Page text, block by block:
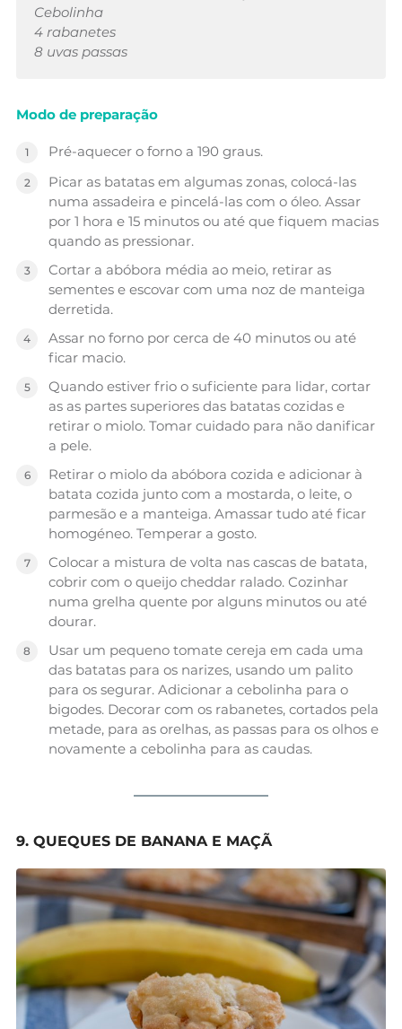
Cebolinha
4 rabanetes
8 uvas passas
Modo de preparação
Pré-aquecer o forno a 190 graus.
Picar as batatas em algumas zonas, colocá-las
numa assadeira e pincelá-las com o óleo. Assar
por 1 hora e 15 minutos ou até que fiquem macias
quando as pressionar.
Cortar a abóbora média ao meio, retirar as
sementes e escovar com uma noz de manteiga
derretida.
Assar no forno por cerca de 40 minutos ou até
ficar macio.
Quando estiver frio o suficiente para lidar, cortar
as as partes superiores das batatas cozidas e
retirar o miolo. Tomar cuidado para não danificar
a pele.
Retirar o miolo da abóbora cozida e adicionar à
batata cozida junto com a mostarda, o leite, o
parmesão e a manteiga. Amassar tudo até ficar
homogéneo. Temperar a gosto.
Colocar a mistura de volta nas cascas de batata,
cobrir com o queijo cheddar ralado. Cozinhar
numa grelha quente por alguns minutos ou até
dourar.
Usar um pequeno tomate cereja em cada uma
das batatas para os narizes, usando um palito
para os segurar. Adicionar a cebolinha para o
bigodes. Decorar com os rabanetes, cortados pela
metade, para as orelhas, as passas para os olhos e
novamente a cebolinha para as caudas.
9. QUEQUES DE BANANA E MAÇÃ